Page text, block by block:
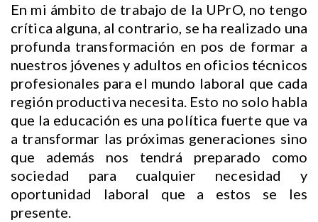
En mi ámbito de trabajo de la UPrO, no tengo
crítica alguna, al contrario, se ha realizado una
profunda transformación en pos de formar a
nuestros jóvenes y adultos en oficios técnicos
profesionales para el mundo laboral que cada
región productiva necesita. Esto no solo habla
que la educación es una política fuerte que va
a transformar las próximas generaciones sino
que además nos tendrá preparado como
sociedad para cualquier necesidad y
oportunidad laboral que a estos se les
presente.